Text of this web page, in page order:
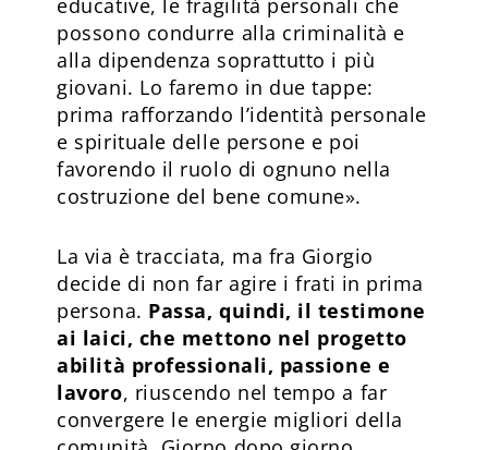
possono condurre alla criminalità e
alla dipendenza soprattutto i più
giovani. Lo faremo in due tappe:
prima rafforzando l’identità personale
e spirituale delle persone e poi
favorendo il ruolo di ognuno nella
costruzione del bene comune».
La via è tracciata, ma fra Giorgio
decide di non far agire i frati in prima
persona. Passa, quindi, il testimone
ai laici, che mettono nel progetto
abilità professionali, passione e
lavoro, riuscendo nel tempo a far
convergere le energie migliori della